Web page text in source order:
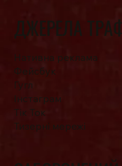
ДЖЕРЕЛА
Нативна реклама
Фейсбук
Гугл
Інстаграм
Тік Ток
Тизерні мережі